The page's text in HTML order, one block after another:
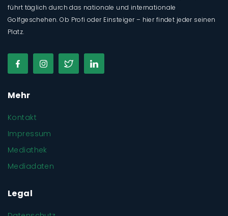
führt täglich durch das nationale und internationale
Golfgeschehen. Ob Profi oder Einsteiger – hier findet jeder seinen
Platz.
Mehr
Kontakt
Impressum
Mediathek
Mediadaten
Legal